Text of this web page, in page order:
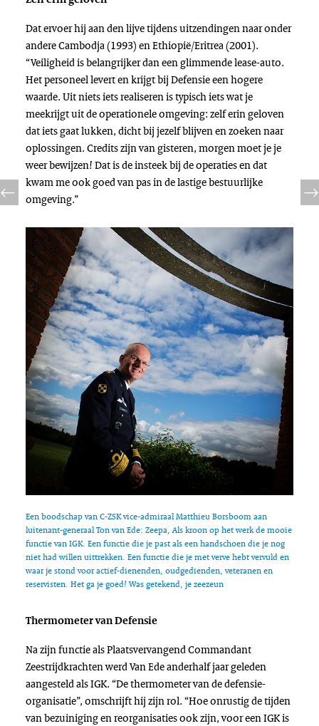
Dat ervoer hij aan den lijve tijdens uitzendingen naar onder
andere Cambodja (1993) en Ethiopië/Eritrea (2001).
“Veiligheid is belangrijker dan een glimmende lease-auto.
Het personeel levert en krijgt bij Defensie een hogere
waarde. Uit niets iets realiseren is typisch iets wat je
meekrijgt uit de operationele omgeving: zelf erin geloven
dat iets gaat lukken, dicht bij jezelf blijven en zoeken naar
oplossingen. Credits zijn van gisteren, morgen moet je je
weer bewijzen! Dat is de insteek bij de operaties en dat
kwam me ook goed van pas in de lastige bestuurlijke
omgeving.”
Een boodschap van C-ZSK vice-admiraal Matthieu Borsboom aan
luitenant-generaal Ton van Ede: Zeepa, Als kroon op het werk de mooie
functie van IGK. Een functie die je past als een handschoen die je nog
niet had willen uittrekken. Een functie die je met verve hebt vervuld en
waar je stond voor actief-dienenden, oudgedienden, veteranen en
reservisten. Het ga je goed! Was getekend, je zeezeun
Thermometer van Defensie
Na zijn functie als Plaatsvervangend Commandant
Zeestrijdkrachten werd Van Ede anderhalf jaar geleden
aangesteld als IGK. “De thermometer van de defensie-
organisatie”, omschrijft hij zijn rol. “Hoe onrustig de tijden
van bezuiniging en reorganisaties ook zijn, voor een IGK is